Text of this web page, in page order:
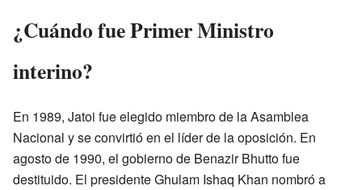
¿Cuándo fue Primer Ministro
interino?
En 1989, Jatoi fue elegido miembro de la Asamblea
Nacional y se convirtió en el líder de la oposición. En
agosto de 1990, el gobierno de Benazir Bhutto fue
destituido. El presidente Ghulam Ishaq Khan nombró a